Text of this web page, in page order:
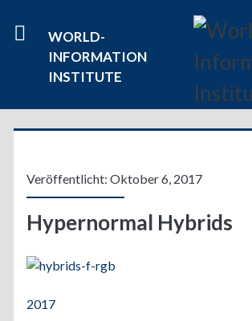
WORLD-
INFORMATION
INSTITUTE
Veröffentlicht: Oktober 6, 2017
Hypernormal Hybrids
2017